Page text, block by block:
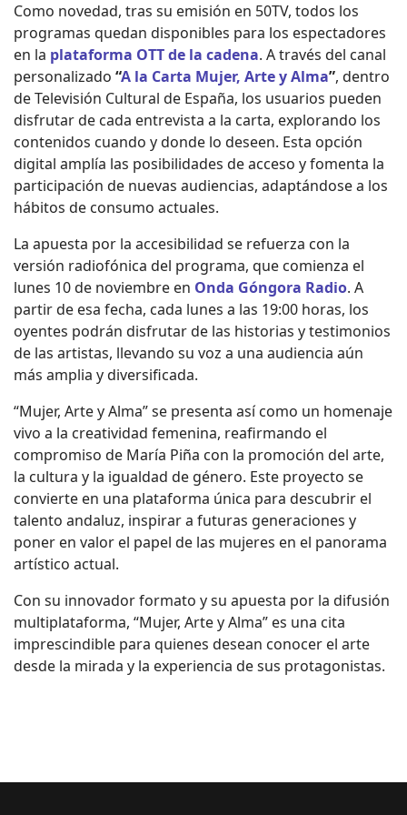
Como novedad, tras su emisión en 50TV, todos los
programas quedan disponibles para los espectadores
en la plataforma OTT de la cadena. A través del canal
personalizado “A la Carta Mujer, Arte y Alma”, dentro
de Televisión Cultural de España, los usuarios pueden
disfrutar de cada entrevista a la carta, explorando los
contenidos cuando y donde lo deseen. Esta opción
digital amplía las posibilidades de acceso y fomenta la
participación de nuevas audiencias, adaptándose a los
hábitos de consumo actuales.
La apuesta por la accesibilidad se refuerza con la
versión radiofónica del programa, que comienza el
lunes 10 de noviembre en Onda Góngora Radio. A
partir de esa fecha, cada lunes a las 19:00 horas, los
oyentes podrán disfrutar de las historias y testimonios
de las artistas, llevando su voz a una audiencia aún
más amplia y diversificada.
“Mujer, Arte y Alma” se presenta así como un homenaje
vivo a la creatividad femenina, reafirmando el
compromiso de María Piña con la promoción del arte,
la cultura y la igualdad de género. Este proyecto se
convierte en una plataforma única para descubrir el
talento andaluz, inspirar a futuras generaciones y
poner en valor el papel de las mujeres en el panorama
artístico actual.
Con su innovador formato y su apuesta por la difusión
multiplataforma, “Mujer, Arte y Alma” es una cita
imprescindible para quienes desean conocer el arte
desde la mirada y la experiencia de sus protagonistas.